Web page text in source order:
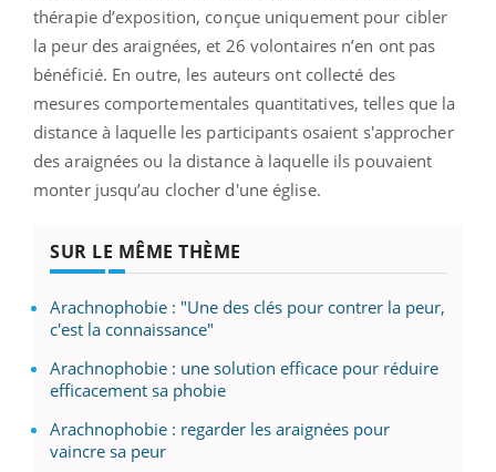
thérapie d’exposition, conçue uniquement pour cibler
la peur des araignées, et 26 volontaires n’en ont pas
bénéficié. En outre, les auteurs ont collecté des
mesures comportementales quantitatives, telles que la
distance à laquelle les participants osaient s'approcher
des araignées ou la distance à laquelle ils pouvaient
monter jusqu’au clocher d'une église.
SUR LE MÊME THÈME
Arachnophobie : "Une des clés pour contrer la peur,
c'est la connaissance"
Arachnophobie : une solution efficace pour réduire
efficacement sa phobie
Arachnophobie : regarder les araignées pour
vaincre sa peur